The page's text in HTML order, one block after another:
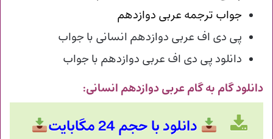
جواب ترجمه عربی دوازدهم
پی دی اف عربی دوازدهم انسانی با جواب
دانلود پی دی اف عربی دوازدهم با جواب
دانلود گام به گام عربی دوازدهم انسانی:
دانلود با حجم 24 مگابایت